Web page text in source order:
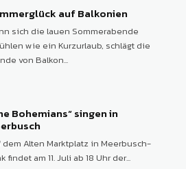
auf Balkonien
sich die lauen Sommerabende
wie ein Kurzurlaub, schlägt die
von Balkon...
Bohemians“ singen in
dem Alten Marktplatz in Meerbusch-
findet am 11. Juli ab 18 Uhr der...